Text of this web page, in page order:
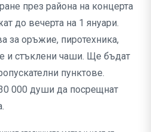
през района на концерта
до вечерта на 1 януари.
за оръжие, пиротехника,
и стъклени чаши. Ще бъдат
пунктове.
000 души да посрещнат